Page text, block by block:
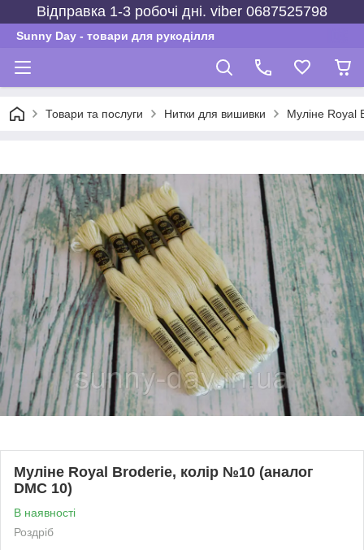
Відправка 1-3 робочі дні. viber 0687525798
Sunny Day - товари для рукоділля
Товари та послуги Нитки для вишивки Муліне Royal
Муліне Royal Broderie, колір №10 (аналог
DMC 10)
В наявності
Роздріб